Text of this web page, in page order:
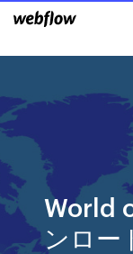
World
ンロー